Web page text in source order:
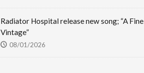
Radiator Hospital release new song; “A Fine
Vintage”
08/01/2026